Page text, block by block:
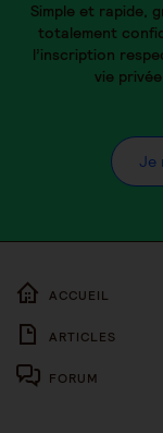
Simple et rapide,
totalement
l’inscription
vie
Je
ACCUEIL
ARTICLES
FORUM